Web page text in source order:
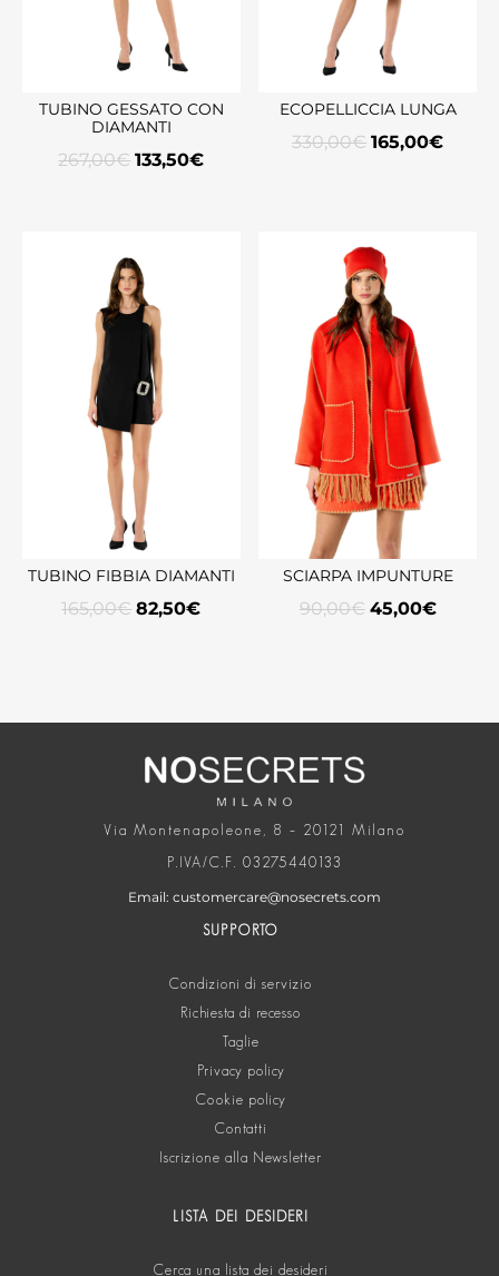
TUBINO GESSATO CON
DIAMANTI
267,00€ 133,50€
ECOPELLICCIA LUNGA
330,00€ 165,00€
TUBINO FIBBIA DIAMANTI
165,00€ 82,50€
SCIARPA IMPUNTURE
90,00€ 45,00€
Via Montenapoleone, 8 – 20121 Milano
P.IVA/C.F. 03275440133
Email: customercare@nosecrets.com
SUPPORTO
Condizioni di servizio
Richiesta di recesso
Taglie
Privacy policy
Cookie policy
Contatti
Iscrizione alla Newsletter
LISTA DEI DESIDERI
Cerca una lista dei desideri